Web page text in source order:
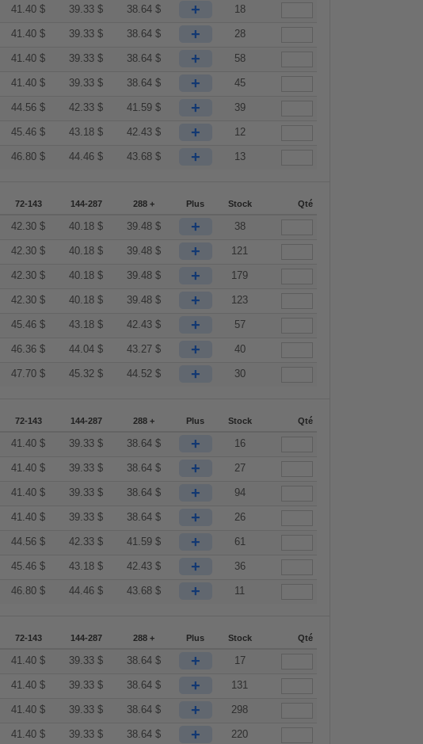
41.40$ 39.33$ 38.64$ + 18
41.40$ 39.33$ 38.64$ + 28
41.40$ 39.33$ 38.64$ + 58
41.40$ 39.33$ 38.64$ + 45
44.56$ 42.33$ 41.59$ + 39
45.46$ 43.18$ 42.43$ + 12
46.80$ 44.46$ 43.68$ + 13
72-143 144-287 288 + Plus Stock Qté
42.30$ 40.18$ 39.48$ + 38
42.30$ 40.18$ 39.48$ + 121
42.30$ 40.18$ 39.48$ + 179
42.30$ 40.18$ 39.48$ + 123
45.46$ 43.18$ 42.43$ + 57
46.36$ 44.04$ 43.27$ + 40
47.70$ 45.32$ 44.52$ + 30
72-143 144-287 288 + Plus Stock Qté
41.40$ 39.33$ 38.64$ + 16
41.40$ 39.33$ 38.64$ + 27
41.40$ 39.33$ 38.64$ + 94
41.40$ 39.33$ 38.64$ + 26
44.56$ 42.33$ 41.59$ + 61
45.46$ 43.18$ 42.43$ + 36
46.80$ 44.46$ 43.68$ + 11
72-143 144-287 288 + Plus Stock Qté
41.40$ 39.33$ 38.64$ + 17
41.40$ 39.33$ 38.64$ + 131
41.40$ 39.33$ 38.64$ + 298
41.40$ 39.33$ 38.64$ + 220